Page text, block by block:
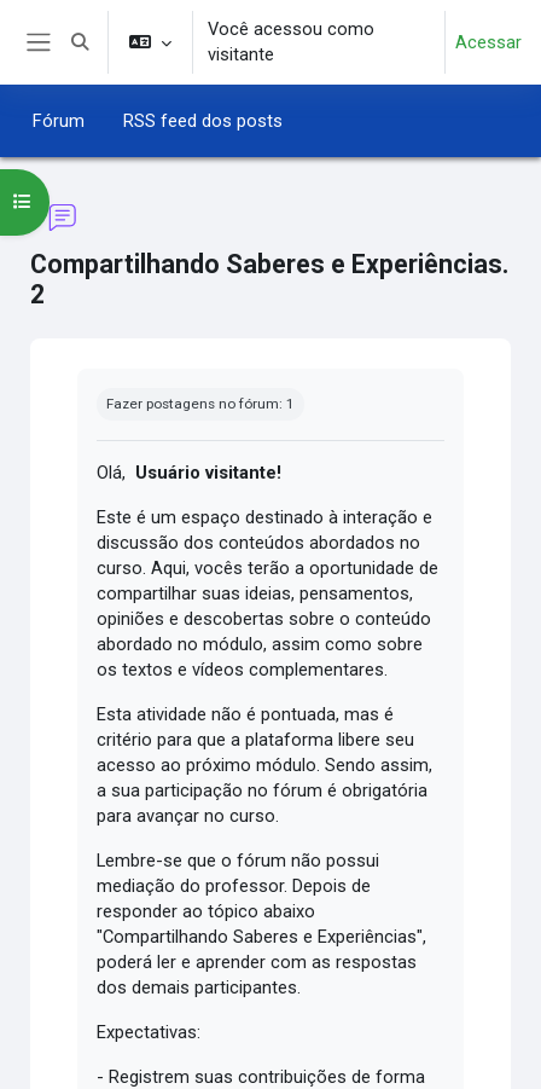
Ir para o conteúdo principal
Alternar entrada de pesquisa
Você acessou como
visitante
Acessar
Fórum RSS feed dos posts
Compartilhando Saberes e Experiências.
2
Abrir índice do curso
Fazer postagens no fórum: 1
Olá, Usuário visitante!
Este é um espaço destinado à interação e
discussão dos conteúdos abordados no
curso. Aqui, vocês terão a oportunidade de
compartilhar suas ideias, pensamentos,
opiniões e descobertas sobre o conteúdo
abordado no módulo, assim como sobre
os textos e vídeos complementares.
Esta atividade não é pontuada, mas é
critério para que a plataforma libere seu
acesso ao próximo módulo. Sendo assim,
a sua participação no fórum é obrigatória
para avançar no curso.
Lembre-se que o fórum não possui
mediação do professor. Depois de
responder ao tópico abaixo
"Compartilhando Saberes e Experiências",
poderá ler e aprender com as respostas
dos demais participantes.
Expectativas:
- Registrem suas contribuições de forma